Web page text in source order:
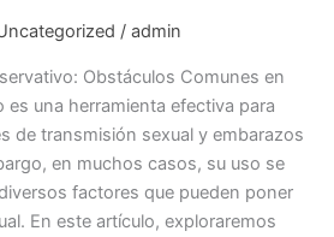
/admin
Obstáculos Comunes en
es una herramienta efectiva para
de transmisión sexual y embarazos
en muchos casos, su uso se
factores que pueden poner
En este artículo, exploraremos